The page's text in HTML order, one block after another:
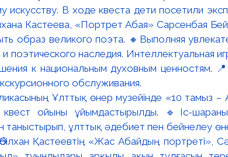
Ұлттық өнер музейінде «10 тамыз –
ойыны ұйымдастырылды. 🔹Іс-
ұлттық әдебиет пен бейнелеу
Қастеевтің «Жас Абайдың портреті»,